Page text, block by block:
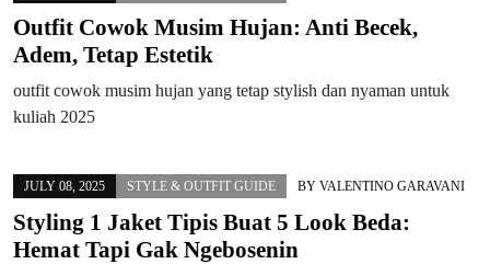
Outfit Cowok Musim Hujan: Anti Becek,
Adem, Tetap Estetik
outfit cowok musim hujan yang tetap stylish dan nyaman untuk
kuliah 2025
JULY 08, 2025 STYLE & OUTFIT GUIDE BY VALENTINO GARAVANI
Styling 1 Jaket Tipis Buat 5 Look Beda:
Hemat Tapi Gak Ngebosenin